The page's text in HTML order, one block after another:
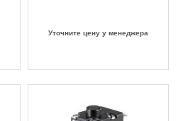
Уточните цену у менеджера